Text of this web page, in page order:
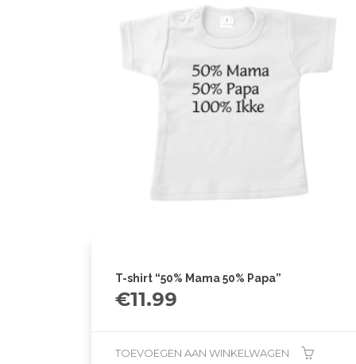
T-shirt “50% Mama 50% Papa”
€11.99
TOEVOEGEN AAN WINKELWAGEN